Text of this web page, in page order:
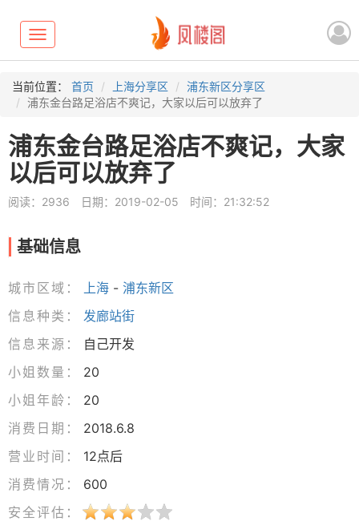
Toggle
navigation
当前位置： 首页 上海分享区
浦东新区分享区
浦东金台路足浴店不爽记，大家以后可以放弃了
浦东金台路足浴店不爽记，大家
以后可以放弃了
阅读：2936 日期：2019-02-05 时间：21:32:52
基础信息
城市区域： 上海 - 浦东新区
信息种类：
发廊站街
信息来源：
自己开发
小姐数量：
20
小姐年龄：
20
消费日期：
2018.6.8
营业时间：
12点后
消费情况：
600
安全评估：